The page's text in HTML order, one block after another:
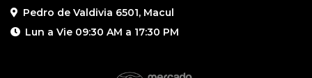
Pedro de Valdivia 6501, Macul
Lun a Vie 09:30 AM a 17:30 PM